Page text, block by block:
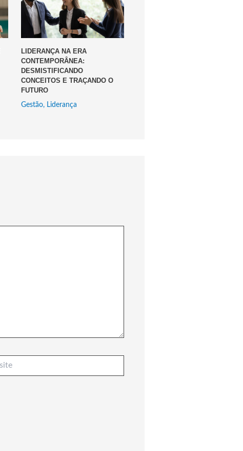
LIDERANÇA NA ERA
CONTEMPORÂNEA:
DESMISTIFICANDO
CONCEITOS E TRAÇANDO O
FUTURO
Gestão, Liderança